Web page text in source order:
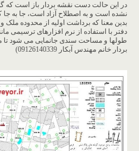
در این حالت دست نقشه بردار باز است که
نشده است و به اصطلاح آزاد است، جا به جا
بدین معنا که برداشت اولیه از محدوده
دفتر با استفاده از نرم افزارهای ترسیمی
طولها و مساحت سندی جانمایی می شود
بردار خانم مهندس آبکار 09126140339)